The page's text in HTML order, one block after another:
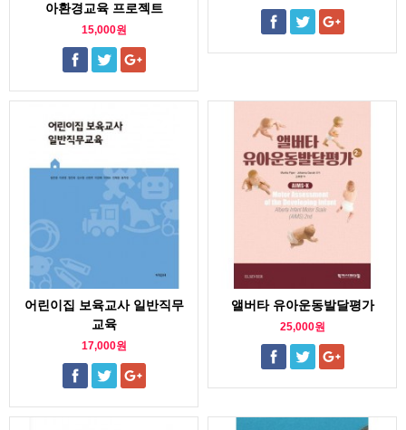
아환경교육 프로젝트
15,000원
어린이집 보육교사 일반직무
교육
17,000원
앨버타 유아운동발달평가
25,000원